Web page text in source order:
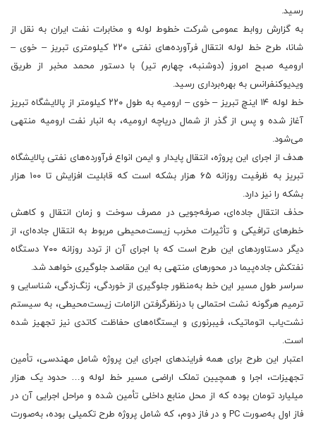
رسید.
به گزارش روابط عمومی شرکت خطوط لوله و مخابرات نفت ایران به نقل از
شانا، طرح خط لوله انتقال فرآورده‌های نفتی ۲۲۰ کیلومتری تبریز – خوی –
ارومیه صبح امروز ‌(دوشنبه، چهارم تیر) با دستور محمد مخبر از طریق
ویدیوکنفرانس به بهره‌برداری رسید.
خط لوله ۱۴ اینچ تبریز – خوی – ارومیه به طول ۲۲۰ کیلومتر از پالایشگاه تبریز
آغاز شده و پس از گذر از شمال دریاچه ارومیه، به انبار نفت ارومیه منتهی
می‌شود.
هدف از اجرای این پروژه، انتقال پایدار و ایمن انواع فرآورده‌های نفتی پالایشگاه
تبریز به ظرفیت روزانه ۶۵ هزار بشکه است که قابلیت افزایش تا ۱۰۰ هزار
بشکه را نیز دارد.
حذف انتقال جاده‌ای، صرفه‌جویی در مصرف سوخت و زمان انتقال و کاهش
خطرهای ترافیکی و تأثیرات مخرب زیست‌محیطی مربوط به انتقال جاده‌ای، از
دیگر دستاوردهای این طرح است که با اجرای آن از تردد روزانه ۷۰۰ دستگاه
نفتکش جاده‌پیما در محورهای منتهی به این مقاصد جلوگیری خواهد شد.
سراسر طول مسیر این خط به‌منظور جلوگیری از خوردگی، زنگ‌زدگی، شناسایی و
ترمیم هرگونه نشت احتمالی با درنظرگرفتن الزامات زیست‌محیطی، به سیستم
نشت‌یاب اتوماتیک، فیبرنوری و ایستگاه‌های حفاظت کاتدی نیز تجهیز شده
است.
اعتبار این طرح برای همه فرایندهای اجرای این پروژه شامل مهندسی، تأمین
تجهیزات، اجرا و همچیین تملک اراضی مسیر خط لوله و… حدود یک هزار
میلیارد تومان بوده که از محل منابع داخلی تأمین شده و مراحل اجرایی آن در
فاز اول به‌صورت PC و در فاز دوم، که شامل پروژه طرح تکمیلی بوده، به‌صورت